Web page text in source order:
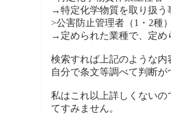
→特定化学物質を取り扱う
>公害防止管理者（1・2種）
→定められた業種で、定め
検索すれば上記のような内
自分で条文等調べて判断
私はこれ以上詳しくない
てすみません。